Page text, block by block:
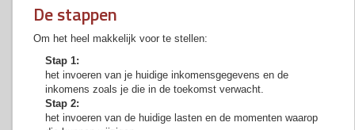
De stappen
Om het heel makkelijk voor te stellen:
Stap 1:
het invoeren van je huidige inkomensgegevens en de
inkomens zoals je die in de toekomst verwacht.
Stap 2:
het invoeren van de huidige lasten en de momenten waarop